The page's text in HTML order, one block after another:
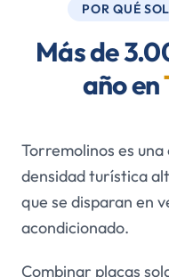
POR QUÉ
Más de
año en
Torremolinos es
densidad turística
que se disparan en
acondicionado.
Combinar placas